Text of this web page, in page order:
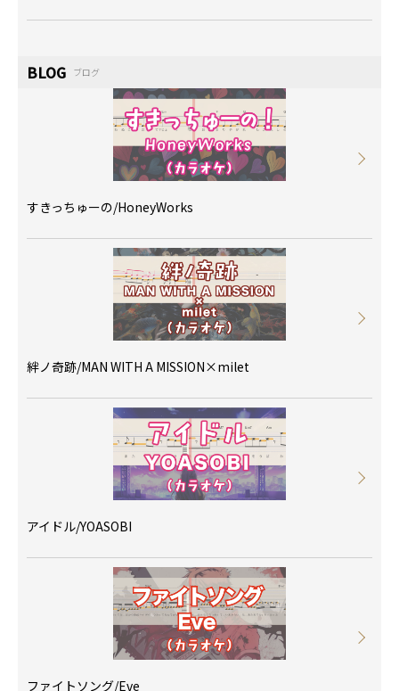
BLOG ブログ
すきっちゅーの/HoneyWorks
絆ノ奇跡/MAN WITH A MISSION×milet
アイドル/YOASOBI
ファイトソング/Eve